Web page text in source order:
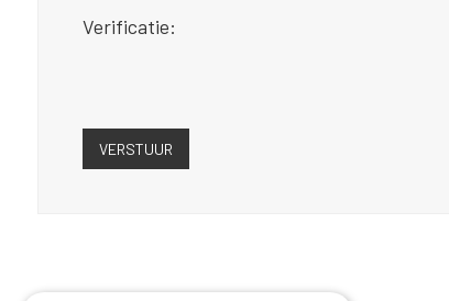
Verificatie: